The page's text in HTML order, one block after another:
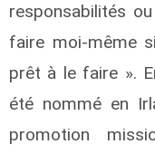
responsabilités
faire moi-même
prêt à le faire ».
été nommé en
promotion